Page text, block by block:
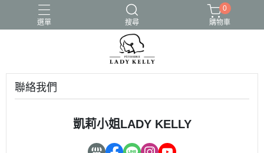
選單 搜尋
0
購物車
聯絡我們
凱莉小姐LADY KELLY